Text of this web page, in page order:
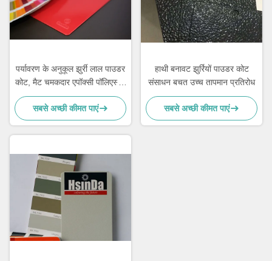
पर्यावरण के अनुकूल झुर्री लाल पाउडर
कोट, मैट चमकदार एपॉक्सी पॉलिएस्टर
पाउडर कोटिंग
सबसे अच्छी कीमत पाएं
हाथी बनावट झुर्रियों पाउडर कोट
संसाधन बचत उच्च तापमान प्रतिरोध
सबसे अच्छी कीमत पाएं